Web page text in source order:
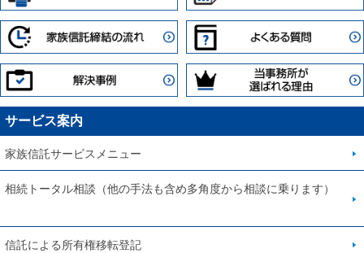
サービス案内
家族信託サービスメニュー
相続トータル相談（他の手法も含め多角度から相談に乗ります）
信託による所有権移転登記